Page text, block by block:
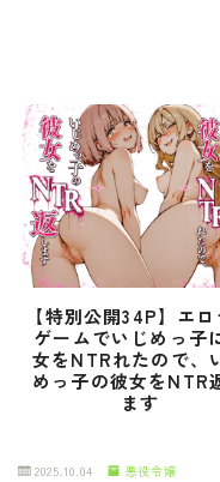
【特別公開34P】エ
ゲームでいじめっ子
女をNTRれたので、
めっ子の彼女をNTR
ます
2025.10.04 悪役令嬢